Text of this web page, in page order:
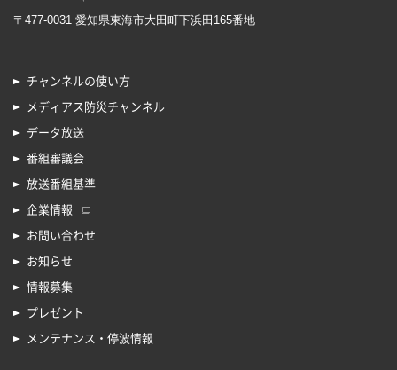
〒477-0031 愛知県東海市大田町下浜田165番地
チャンネルの使い方
メディアス防災チャンネル
データ放送
番組審議会
放送番組基準
企業情報
お問い合わせ
お知らせ
情報募集
プレゼント
メンテナンス・停波情報